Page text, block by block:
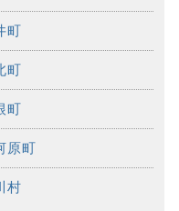
町
町
町
原町
村